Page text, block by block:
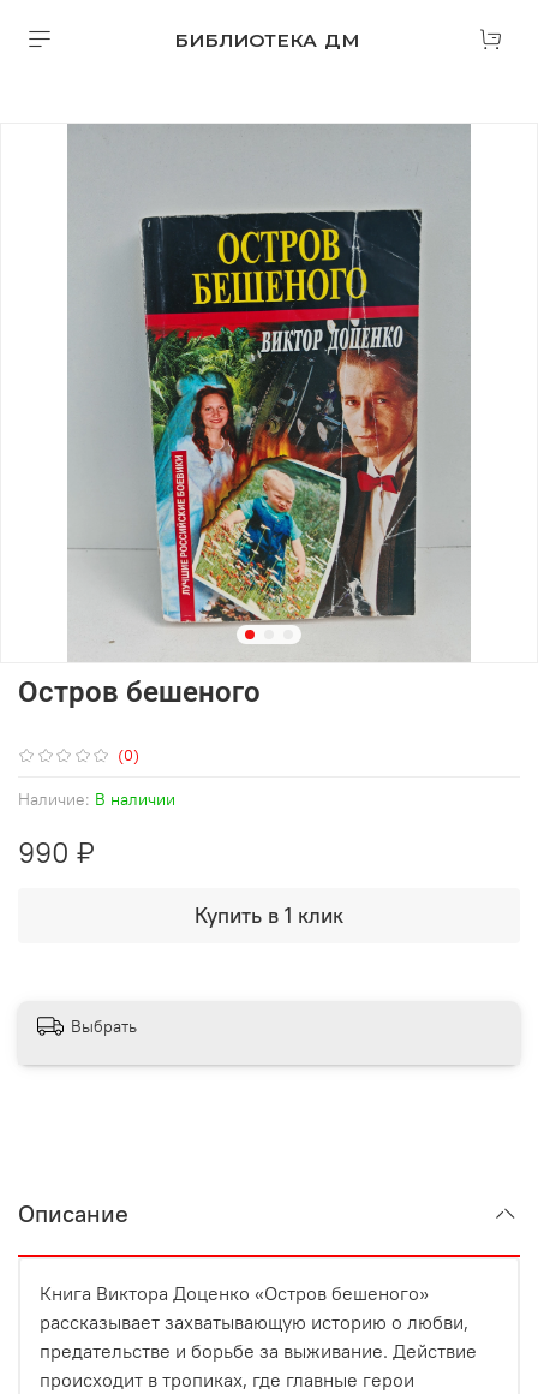
БИБЛИОТЕКА ДМ
(0)
Наличие: В наличии
Остров бешеного
990 ₽
Купить в 1 клик
Выбрать
Описание
Книга Виктора Доценко «Остров бешеного»
рассказывает захватывающую историю о любви,
предательстве и борьбе за выживание. Действие
происходит в тропиках, где главные герои